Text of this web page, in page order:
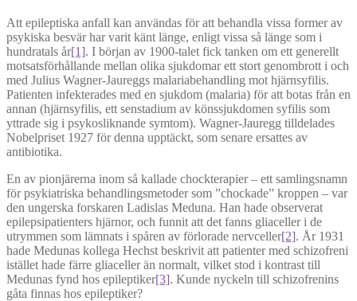
Att epileptiska anfall kan användas för att behandla vissa former av
psykiska besvär har varit känt länge, enligt vissa så länge som i
hundratals år[1]. I början av 1900-talet fick tanken om ett generellt
motsatsförhållande mellan olika sjukdomar ett stort genombrott i och
med Julius Wagner-Jaureggs malariabehandling mot hjärnsyfilis.
Patienten infekterades med en sjukdom (malaria) för att botas från en
annan (hjärnsyfilis, ett senstadium av könssjukdomen syfilis som
yttrade sig i psykosliknande symtom). Wagner-Jauregg tilldelades
Nobelpriset 1927 för denna upptäckt, som senare ersattes av
antibiotika.
En av pionjärerna inom så kallade chockterapier – ett samlingsnamn
för psykiatriska behandlingsmetoder som ”chockade” kroppen – var
den ungerska forskaren Ladislas Meduna. Han hade observerat
epilepsipatienters hjärnor, och funnit att det fanns gliaceller i de
utrymmen som lämnats i spåren av förlorade nervceller[2]. År 1931
hade Medunas kollega Hechst beskrivit att patienter med schizofreni
istället hade färre gliaceller än normalt, vilket stod i kontrast till
Medunas fynd hos epileptiker[3]. Kunde nyckeln till schizofrenins
gåta finnas hos epileptiker?